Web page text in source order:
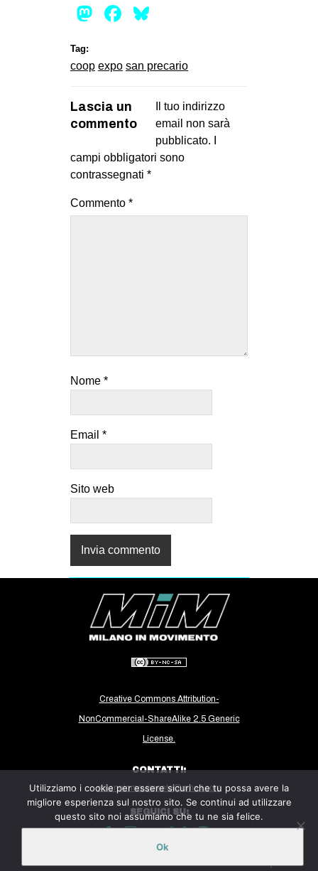
Mastodon
Facebook
Tag:
coop expo san precario
Lascia un
commento
Il tuo indirizzo
email non sarà
pubblicato.
campi obbligatori sono
contrassegnati *
Commento *
Nome *
Email *
Sito web
Creative Commons Attribution-
NonCommercial-ShareAlike 2.5 Generic
License.
CONTATTI:
milanoinmovimento@gmail.com
SEGUICI SU:
Utilizziamo i cookie per essere sicuri che tu possa avere la
migliore esperienza sul nostro sito. Se continui ad utilizzare
questo sito noi assumiamo che tu ne sia felice.
Ok